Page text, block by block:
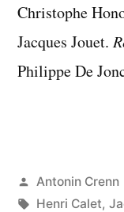
Christophe
Jacques Jouet.
Philippe De
Publié
par
Antonin Crenn
Étiquettes :
Henri Calet,